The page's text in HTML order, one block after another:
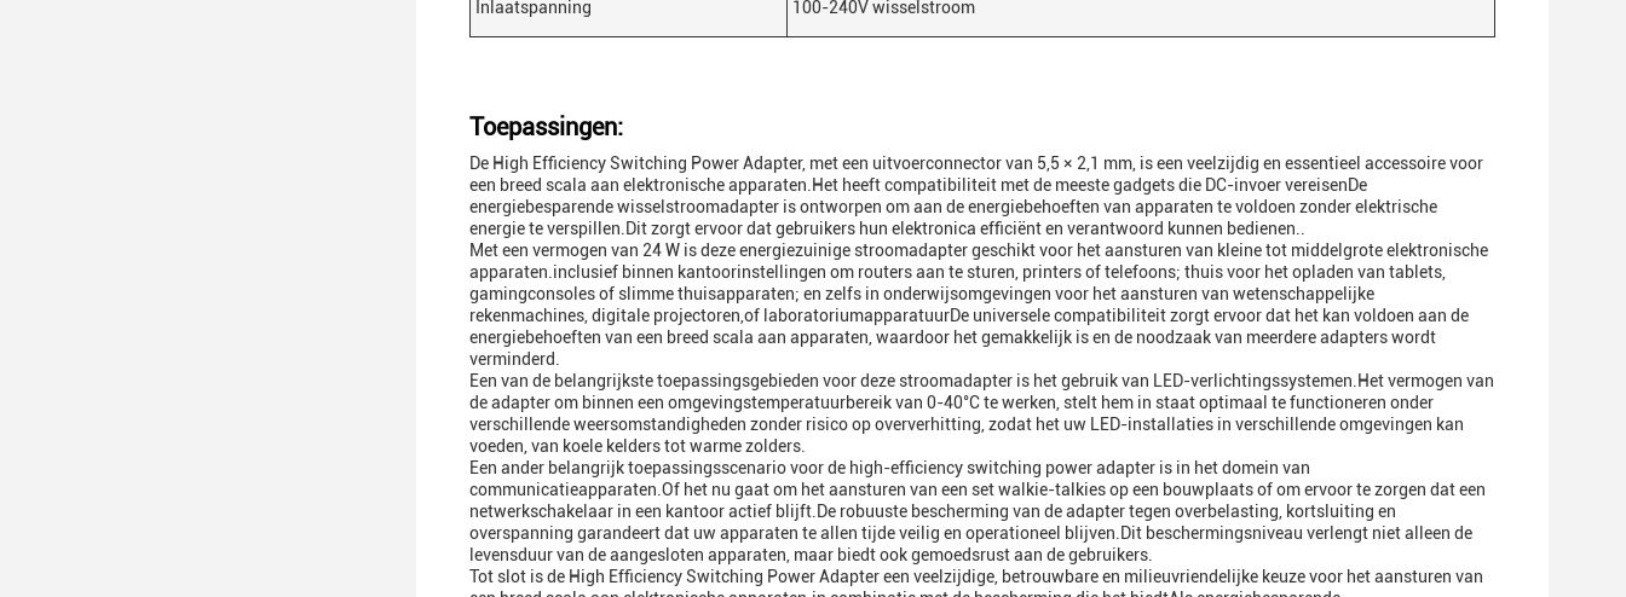
Inlaatspanning 100-240V wisselstroom
Toepassingen:
De High Efficiency Switching Power Adapter, met een uitvoerconnector van 5,5 × 2,1 mm, is een veelzijdig en essentieel accessoire voor
een breed scala aan elektronische apparaten.Het heeft compatibiliteit met de meeste gadgets die DC-invoer vereisenDe
energiebesparende wisselstroomadapter is ontworpen om aan de energiebehoeften van apparaten te voldoen zonder elektrische
energie te verspillen.Dit zorgt ervoor dat gebruikers hun elektronica efficiënt en verantwoord kunnen bedienen..
Met een vermogen van 24 W is deze energiezuinige stroomadapter geschikt voor het aansturen van kleine tot middelgrote elektronische
apparaten.inclusief binnen kantoorinstellingen om routers aan te sturen, printers of telefoons; thuis voor het opladen van tablets,
gamingconsoles of slimme thuisapparaten; en zelfs in onderwijsomgevingen voor het aansturen van wetenschappelijke
rekenmachines, digitale projectoren,of laboratoriumapparatuurDe universele compatibiliteit zorgt ervoor dat het kan voldoen aan de
energiebehoeften van een breed scala aan apparaten, waardoor het gemakkelijk is en de noodzaak van meerdere adapters wordt
verminderd.
Een van de belangrijkste toepassingsgebieden voor deze stroomadapter is het gebruik van LED-verlichtingssystemen.Het vermogen van
de adapter om binnen een omgevingstemperatuurbereik van 0-40°C te werken, stelt hem in staat optimaal te functioneren onder
verschillende weersomstandigheden zonder risico op oververhitting, zodat het uw LED-installaties in verschillende omgevingen kan
voeden, van koele kelders tot warme zolders.
Een ander belangrijk toepassingsscenario voor de high-efficiency switching power adapter is in het domein van
communicatieapparaten.Of het nu gaat om het aansturen van een set walkie-talkies op een bouwplaats of om ervoor te zorgen dat een
netwerkschakelaar in een kantoor actief blijft.De robuuste bescherming van de adapter tegen overbelasting, kortsluiting en
overspanning garandeert dat uw apparaten te allen tijde veilig en operationeel blijven.Dit beschermingsniveau verlengt niet alleen de
levensduur van de aangesloten apparaten, maar biedt ook gemoedsrust aan de gebruikers.
Tot slot is de High Efficiency Switching Power Adapter een veelzijdige, betrouwbare en milieuvriendelijke keuze voor het aansturen van